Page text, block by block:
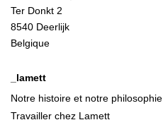
Ter Donkt 2
8540 Deerlijk
Belgique
_lamett
Notre histoire et notre philosophie
Travailler chez Lamett